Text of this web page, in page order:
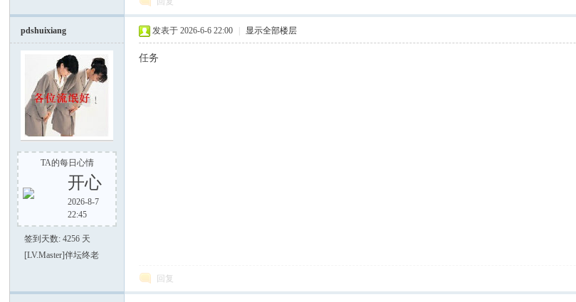
大
家
pdshuixiang
TA的每日心情
开心
2026-8-7
22:45
签到天数: 4256 天
[LV.Master]伴坛终老
发表于 2026-6-6 22:00 显示全部楼层
任务
回复